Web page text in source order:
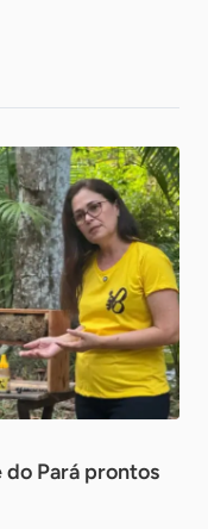
do Pará prontos